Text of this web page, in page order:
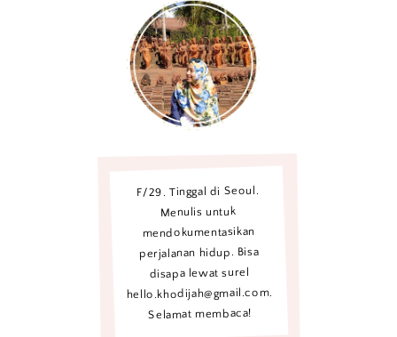
F/29. Tinggal di Seoul.
Menulis untuk
mendokumentasikan
perjalanan hidup. Bisa
disapa lewat surel
hello.khodijah@gmail.com.
Selamat membaca!